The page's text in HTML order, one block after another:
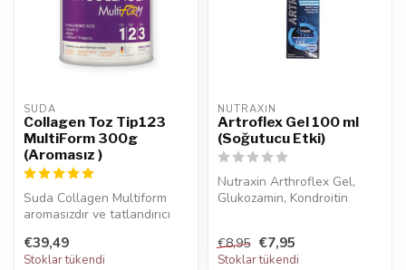
SUDA
Collagen Toz Tip123
MultiForm 300g
(Aromasız )
Suda Collagen Multiform
aromasızdır ve tatlandırıcı
1...
€39,49
Stoklar tükendi
NUTRAXIN
Artroflex Gel 100 ml
(Soğutucu Etki)
Nutraxin Arthroflex Gel,
Glukozamin, Kondroitin
€8,95 €7,95
Stoklar tükendi